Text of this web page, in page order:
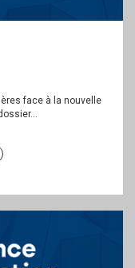
face à la nouvelle